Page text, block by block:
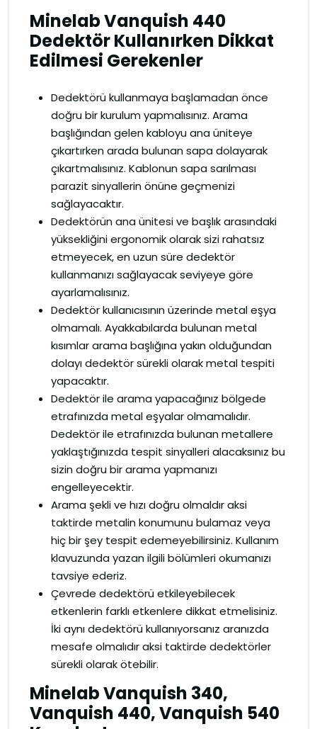
Minelab Vanquish 440
Dedektör Kullanırken Dikkat
Edilmesi Gerekenler
Dedektörü kullanmaya başlamadan önce
doğru bir kurulum yapmalısınız. Arama
başlığından gelen kabloyu ana üniteye
çıkartırken arada bulunan sapa dolayarak
çıkartmalısınız. Kablonun sapa sarılması
parazit sinyallerin önüne geçmenizi
sağlayacaktır.
Dedektörün ana ünitesi ve başlık arasındaki
yüksekliğini ergonomik olarak sizi rahatsız
etmeyecek, en uzun süre dedektör
kullanmanızı sağlayacak seviyeye göre
ayarlamalısınız.
Dedektör kullanıcısının üzerinde metal eşya
olmamalı. Ayakkabılarda bulunan metal
kısımlar arama başlığına yakın olduğundan
dolayı dedektör sürekli olarak metal tespiti
yapacaktır.
Dedektör ile arama yapacağınız bölgede
etrafınızda metal eşyalar olmamalıdır.
Dedektör ile etrafınızda bulunan metallere
yaklaştığınızda tespit sinyalleri alacaksınız bu
sizin doğru bir arama yapmanızı
engelleyecektir.
Arama şekli ve hızı doğru olmaldır aksi
taktirde metalin konumunu bulamaz veya
hiç bir şey tespit edemeyebilirsiniz. Kullanım
klavuzunda yazan ilgili bölümleri okumanızı
tavsiye ederiz.
Çevrede dedektörü etkileyebilecek
etkenlerin farklı etkenlere dikkat etmelisiniz.
İki aynı dedektörü kullanıyorsanız aranızda
mesafe olmalıdır aksi taktirde dedektörler
sürekli olarak ötebilir.
Minelab Vanquish 340,
Vanquish 440, Vanquish 540